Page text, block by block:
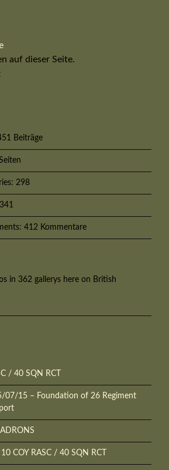
auf dieser Seite.
Beiträge
298
412 Kommentare
in 362 gallerys here on British
/ 40 SQN RCT
07/15 – Foundation of 26 Regiment
10 COY RASC / 40 SQN RCT